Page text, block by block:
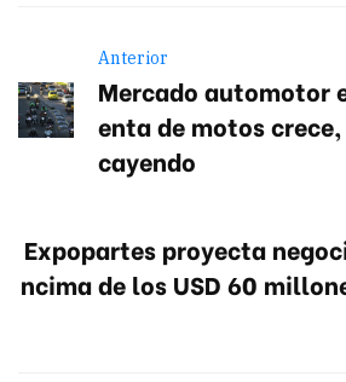
Anterior
Mercado automotor
enta de motos
cayendo
Expopartes proyecta
ncima de los USD 60